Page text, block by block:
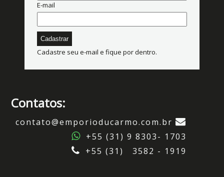
E-mail
Cadastre seu e-mail e fique por dentro.
Contatos:
contato@emporioducarmo.com.br
+55 (31) 9 8303- 1703
+55 (31) 3582 - 1919